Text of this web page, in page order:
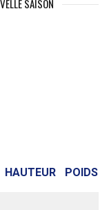
SAISON
HAUTEUR POIDS